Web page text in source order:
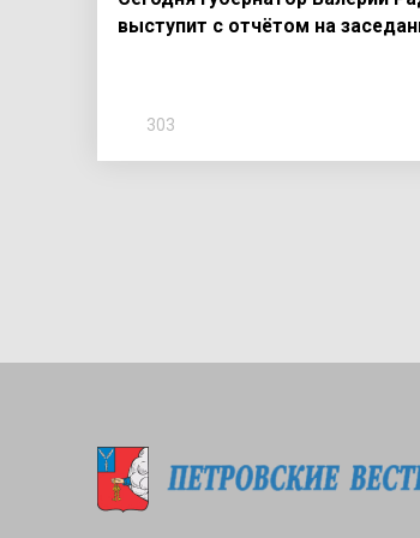
выступит с отчётом на
303